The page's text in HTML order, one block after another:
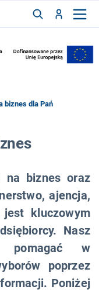
biznes dla Pań
na biznes oraz
ajencja,
kluczowym
Nasz
pomagać w
poprzez
Poniżej